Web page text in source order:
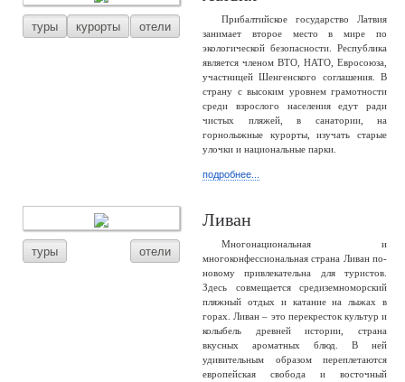
туры курорты отели
Прибалтийское государство Латвия
занимает второе место в мире по
экологической безопасности. Республика
является членом ВТО, НАТО, Евросоюза,
участницей Шенгенского соглашения. В
страну с высоким уровнем грамотности
среди взрослого населения едут ради
чистых пляжей, в санатории, на
горнолыжные курорты, изучать старые
улочки и национальные парки.
подробнее...
туры отели
Ливан
Многонациональная и
многоконфессиональная страна Ливан по-
новому привлекательна для туристов.
Здесь совмещается средиземноморский
пляжный отдых и катание на лыжах в
горах. Ливан – это перекресток культур и
колыбель древней истории, страна
вкусных ароматных блюд. В ней
удивительным образом переплетаются
европейская свобода и восточный